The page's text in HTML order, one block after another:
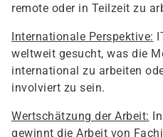
remote oder in Teilzeit zu
Internationale Perspektive:
weltweit gesucht, was die
international zu arbeiten
involviert zu sein.
Wertschätzung der Arbeit:
gewinnt die Arbeit von